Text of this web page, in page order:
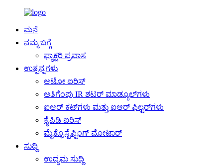
ಮನೆ
ನಮ್ಮ ಬಗ್ಗೆ
ಫ್ಯಾಕ್ಟರಿ ಪ್ರವಾಸ
ಉತ್ಪನ್ನಗಳು
ಆಟೋ ಐರಿಸ್
ಅತಿಗೆಂಪು IR ಶಟರ್ ಮಾಡ್ಯೂಲ್‌ಗಳು
ಐಆರ್ ಕಟ್‌ಗಳು ಮತ್ತು ಐಆರ್ ಫಿಲ್ಟರ್‌ಗಳು
ಕೈಪಿಡಿ ಐರಿಸ್
ಮೈಕ್ರೊಸ್ಟೆಪ್ಪಿಂಗ್ ಮೋಟಾರ್
ಸುದ್ದಿ
ಉದ್ಯಮ ಸುದ್ದಿ